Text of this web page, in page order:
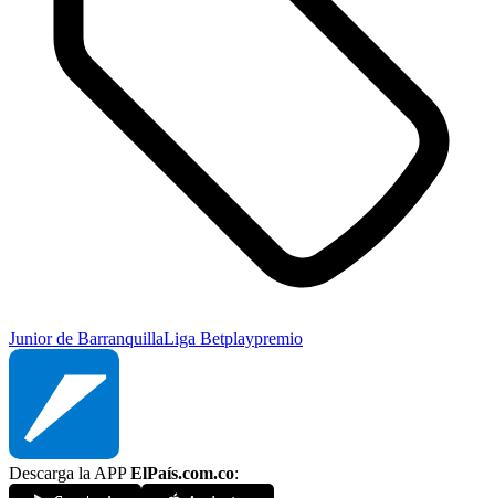
Junior de BarranquillaLiga Betplaypremio
Descarga la APPElPaís.com.co: